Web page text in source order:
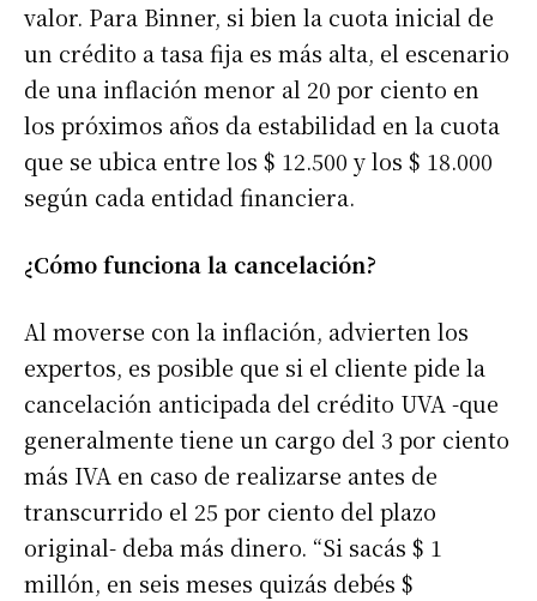
valor. Para Binner, si bien la cuota inicial de
un crédito a tasa fija es más alta, el escenario
de una inflación menor al 20 por ciento en
los próximos años da estabilidad en la cuota
que se ubica entre los $ 12.500 y los $ 18.000
según cada entidad financiera.
¿Cómo funciona la cancelación?
Al moverse con la inflación, advierten los
expertos, es posible que si el cliente pide la
cancelación anticipada del crédito UVA -que
generalmente tiene un cargo del 3 por ciento
más IVA en caso de realizarse antes de
transcurrido el 25 por ciento del plazo
original- deba más dinero. “Si sacás $ 1
millón, en seis meses quizás debés $